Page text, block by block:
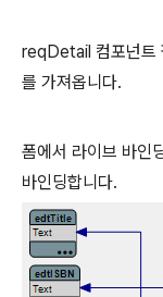
reqDetail 컴포넌트
를 가져옵니다.
폼에서 라이브 바인
바인딩합니다.